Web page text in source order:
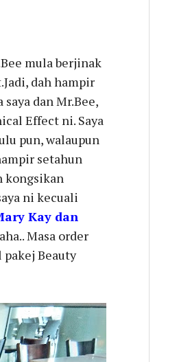
mula berjinak
dah hampir
dan Mr.Bee,
Effect ni. Saya
pun, walaupun
setahun
kongsikan
ni kecuali
Kay dan
Masa order
Beauty